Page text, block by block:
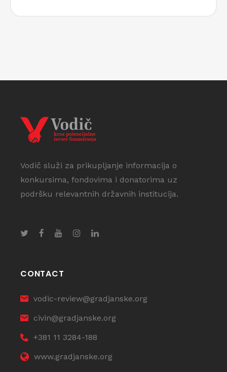
Vodič služi za prikupljanje informacija o
konkursima, fondovima i donatorima uz
podršku relevantnih državnih institucija.
CONTACT
vodic-review@gradjanske.org
civin@gradjanske.org
+381 11 3284-188
www.gradjanske.org